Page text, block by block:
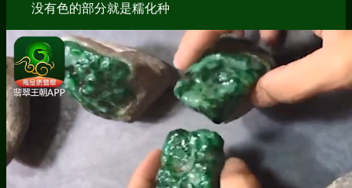
没有色的部分就是糯化种